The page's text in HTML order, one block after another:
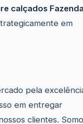
calçados
em
pela
em entregar
clientes.